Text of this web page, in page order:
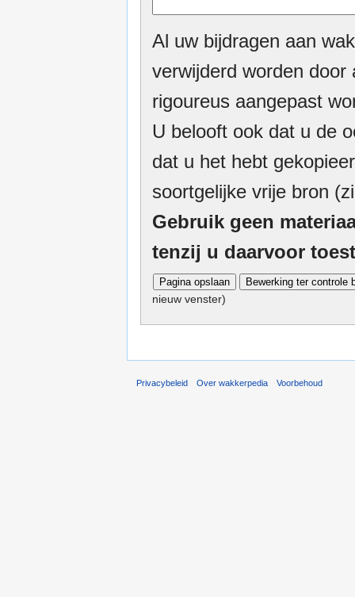
Al uw bijdragen aan
verwijderd worden
rigoureus aangepast
U belooft ook dat u de
dat u het hebt
soortgelijke vrije bron
Gebruik geen
tenzij u daarvoor
nieuw venster)
Privacybeleid Over wakkerpedia Voorbehoud